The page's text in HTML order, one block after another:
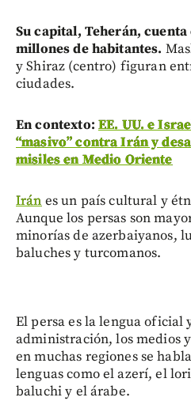
Su capital, Teherán,
millones de habitantes.
y Shiraz (centro) figuran
ciudades.
En contexto: EE. UU. e
“masivo” contra Irán y
misiles en Medio Oriente
Irán es un país cultural y
Aunque los persas son
minorías de azerbaiyanos,
baluches y turcomanos.
El persa es la lengua oficial
administración, los medios
en muchas regiones se
lenguas como el azerí, el
baluchi y el árabe.